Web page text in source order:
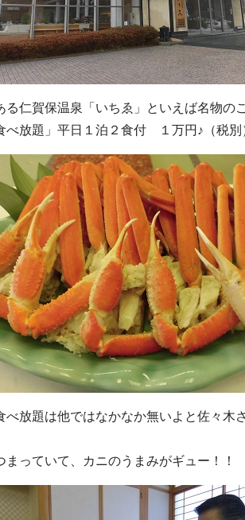
る仁賀保温泉「いちゑ」といえば名物の
べ放題」平日１泊２食付 １万円♪（税別
べ放題は他ではなかなか無いよと佐々木
まっていて、カニのうまみがギュー！！